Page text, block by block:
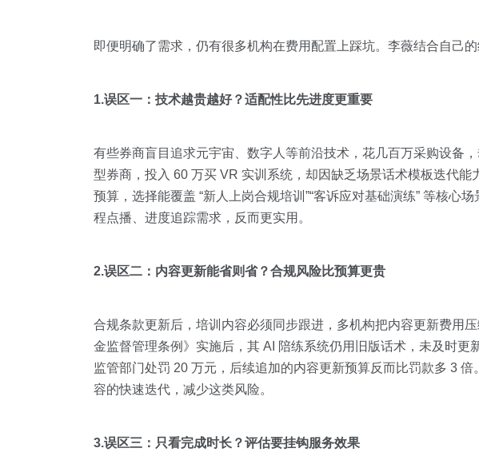
即便明确了需求，仍有很多机构在费用配置上踩坑。李薇结合自己
1.误区一：技术越贵越好？适配性比先进度更重要
有些券商盲目追求元宇宙、数字人等前沿技术，花几百万采购设备
型券商，投入 60 万买 VR 实训系统，却因缺乏场景话术模板迭代
预算，选择能覆盖 “新人上岗合规培训”“客诉应对基础演练” 等核心
程点播、进度追踪需求，反而更实用。
2.误区二：内容更新能省则省？合规风险比预算更贵
合规条款更新后，培训内容必须同步跟进，多机构把内容更新费用
金监督管理条例》实施后，其 AI 陪练系统仍用旧版话术，未及时更
监管部门处罚 20 万元，后续追加的内容更新预算反而比罚款多 3
容的快速迭代，减少这类风险。
3.误区三：只看完成时长？评估要挂钩服务效果